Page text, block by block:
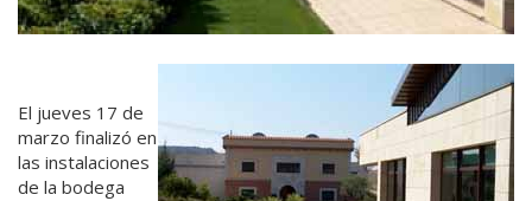
El jueves 17 de
marzo finalizó en
las instalaciones
de la bodega